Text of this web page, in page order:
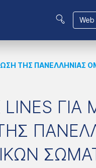
ΤΗΣ ΠΑΝΕΛΛΗΝΙΑΣ